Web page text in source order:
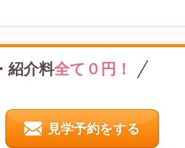
紹介料全て０円！
見学予約をする